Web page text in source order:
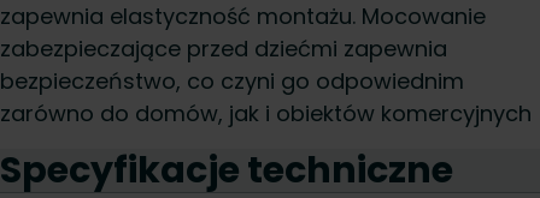
zapewnia elastyczność montażu. Mocowanie
zabezpieczające przed dziećmi zapewnia
bezpieczeństwo, co czyni go odpowiednim
zarówno do domów, jak i obiektów komercyjnych
Specyfikacje techniczne